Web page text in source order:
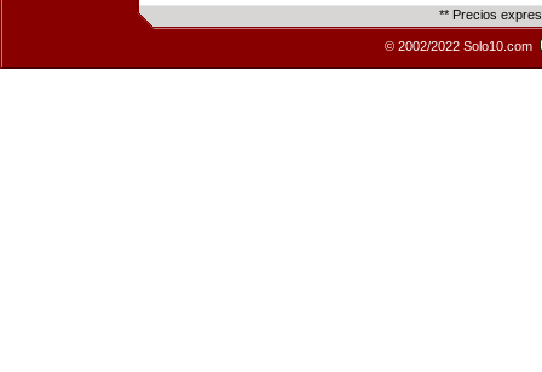
** Precios
© 2002/2022 Solo10.com